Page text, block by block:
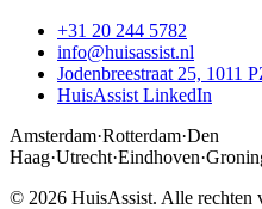
+31 20 244 5782
info@huisassist.nl
Jodenbreestraat 25, 1011
HuisAssist LinkedIn
Amsterdam·Rotterdam·Den
Haag·Utrecht·Eindhoven·
© 2026 HuisAssist. Alle rechten